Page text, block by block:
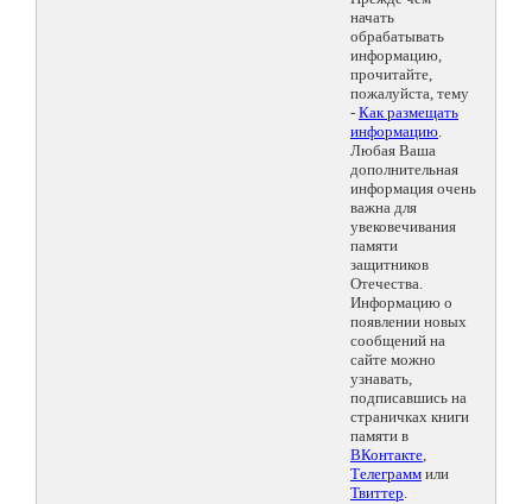
начать
обрабатывать
информацию,
прочитайте,
пожалуйста, тему
- Как размещать
информацию.
Любая Ваша
дополнительная
информация очень
важна для
увековечивания
памяти
защитников
Отечества.
Информацию о
появлении новых
сообщений на
сайте можно
узнавать,
подписавшись на
страничках книги
памяти в
ВКонтакте,
Телеграмм или
Твиттер.